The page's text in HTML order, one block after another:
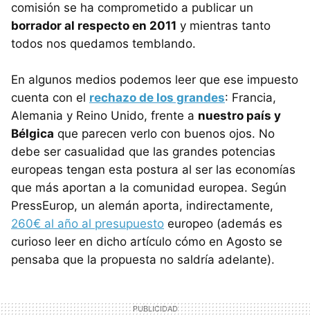
comisión se ha comprometido a publicar un
borrador al respecto en 2011 y mientras tanto
todos nos quedamos temblando.
En algunos medios podemos leer que ese impuesto
cuenta con el rechazo de los grandes: Francia,
Alemania y Reino Unido, frente a nuestro país y
Bélgica que parecen verlo con buenos ojos. No
debe ser casualidad que las grandes potencias
europeas tengan esta postura al ser las economías
que más aportan a la comunidad europea. Según
PressEurop, un alemán aporta, indirectamente,
260€ al año al presupuesto europeo (además es
curioso leer en dicho artículo cómo en Agosto se
pensaba que la propuesta no saldría adelante).